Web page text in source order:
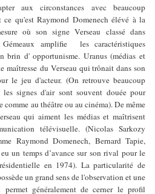
aux circonstances avec beaucoup
qu'est Raymond Domenech élévé à la
où son signe Verseau classé dans
amplifie les caractéristiques
brin d' opportunisme. Uranus (médias et
maîtresse du Verseau qui trônait dans son
le jeu d'acteur. (On retrouve beaucoup
les signes d'air sont souvent douée pour
au théâtre ou au cinéma). De même
qui aiment les médias et maîtrisent
télévisuelle. (Nicolas Sarkozy
Raymond Domenech, Bernard Tapie,
un temps d’avance sur son rival pour le
en 1974). La particularité de
un grand sens de l'observation et une
généralement de cerner le profil